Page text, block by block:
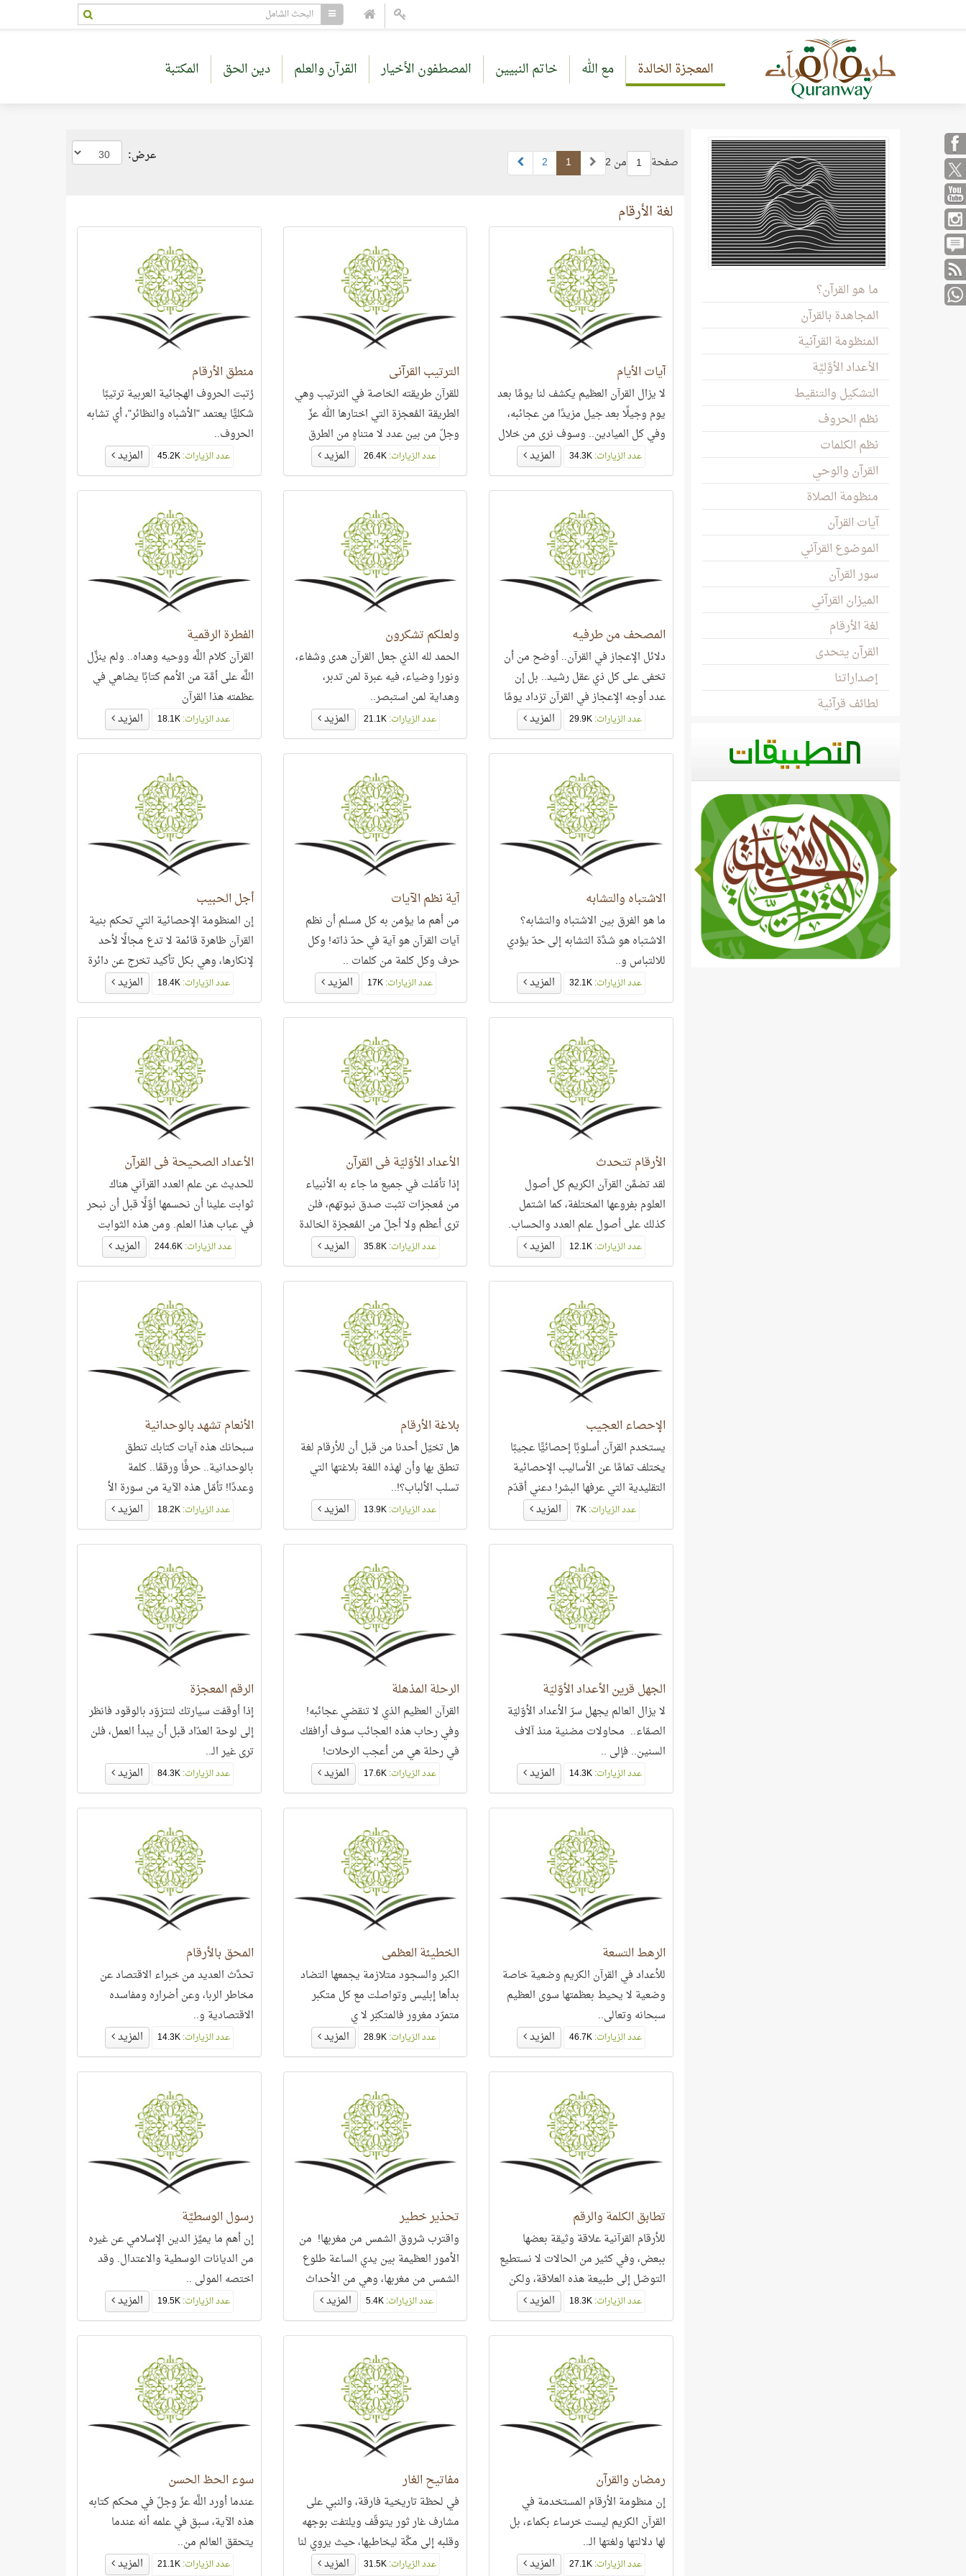
المعجزة الخالدة مع الله خاتم النبيين المصطفون الأخيار القرآن والعلم دين الحق المكتبة
ما هو القرآن؟
المجاهدة بالقرآن
المنظومة القرآنية
الأعداد الأوَّليَّة
التشكيل والتنقيط
نظم الحروف
نظم الكلمات
القرآن والوحي
منظومة الصلاة
آيات القرآن
الموضوع القرآني
سور القرآن
الميزان القرآني
لغة الأرقام
القرآن يتحدى
إصداراتنا
لطائف قرآنية
صفحة 1 من 2 1
2 عرض:
لغة الأرقام
آيات الأيام
لا يزال القرآن العظيم يكشف لنا يومًا بعد
يوم وجيلًا بعد جيل مزيدًا من عجائبه،
وفي كل الميادين.. وسوف نرى من خلال
هذا المشهد كيف تتناغم الألفاظ مع
الأرقام في كتاب اللَّه..
عدد الزيارات: المزيد
الترتيب القرآني
للقرآن طريقته الخاصة في الترتيب وهي
الطريقة المُعجزة التي اختارها الله عزّ
وجلّ من بين عدد لا متناهٍ من الطرق
التي كان يمكن أن تُرتَّب بها سور القرآن..
عدد الزيارات:26.4K المزيد
منطق الأرقام
رُتبت الحروف الهجائية العربية ترتيبًا
شكليًّا يعتمد "الأشباه والنظائر"، أي تشابه
الحروف..
عدد الزيارات:45.2K المزيد
المصحف من طرفيه
دلائل الإعجاز في القرآن.. أوضح من أن
تخفى على كل ذي عقل رشيد.. بل إن
عدد أوجه الإعجاز في القرآن تزداد يومًا
بعد يوم..عدد الزيارات: المزيد
ولعلكم تشكرون
الحمد لله الذي جعل القرآن هدى وشفاء،
ونورا وضياء، فيه عبرة لمن تدبر،
وهداية لمن استبصر..
عدد الزيارات:21.1K المزيد
الفطرة الرقمية
القرآن كلام اللَّه ووحيه وهداه.. ولم ينزِّل
اللَّه على أمَّة من الأمم كتابًا يضاهي في
عظمته هذا القرآن
عدد الزيارات:18.1K المزيد
الاشتباه والتشابه
ما هو الفرق بين الاشتباه والتشابه؟
الاشتباه هو شدَّة التشابه إلى حدّ يؤدي
للالتباس و..
عدد الزيارات: المزيد
آية نظم الآيات
من أهم ما يؤمن به كل مسلم أن نظم
آيات القرآن هو آية في حدّ ذاته! وكل
حرف وكل كلمة من كلمات ..
عدد الزيارات:17K المزيد
أجل الحبيب
إن المنظومة الإحصائية التي تحكم بنية
القرآن ظاهرة قائمة لا تدع مجالًا لأحد
لإنكارها، وهي بكل تأكيد تخرج عن دائرة
ما يسميه بعضهم لطائف أو تناسقات
عددية، وتدخل في نطاق المُعجزة، بل
هي أعجب عجائب القرآن وأكثر تشابكًا
من أي منظومة عرفها البشر.
عدد الزيارات:18.4K المزيد
الأرقام تتحدث
لقد تضمَّن القرآن الكريم كل أصول
العلوم بفروعها المختلفة، كما اشتمل
كذلك على أصول علم العدد والحساب.
وفوق ذلك فإن منظومة الأرقام
المستخدمة في القرآن الكريم ليست
خرساء بكماء، بل لها دلالتها ولغتها
الواضحة، وهي تتفاعل وتتناغم مع
المعنى المراد
عدد الزيارات: المزيد
الأعداد الأوّليّة في القرآن
إذا تأمّلت في جميع ما جاء به الأنبياء
من مُعجزات تثبت صدق نبوتهم، فلن
ترى أعظم ولا أجلّ من المُعجزة الخالدة
التي جاء بها خاتم النبيين
عدد الزيارات:35.8K المزيد
الأعداد الصحيحة في القرآن
للحديث عن علم العدد القرآني هناك
ثوابت علينا أن نحسمها أوًلًا قبل أن نبحر
في عباب هذا العلم. ومن هذه الثوابت
هويّة وعدد الأعداد الصحيحة التي ورد
ذكرها في القرآن، حيث لا يزال البعض
لديه لبس في هذا الأمر،
عدد الزيارات: المزيد
الإحصاء العجيب
يستخدم القرآن أسلوبًا إحصائيًّا عجيبًا
يختلف تمامًا عن الأساليب الإحصائية
التقليدية التي عرفها البشر! دعني أقدّم
لك مثالًا على ذلك.. فتأمّل هاتين الآيتين:
عدد الزيارات:7K المزيد
بلاغة الأرقام
هل تخيّل أحدنا من قبل أن للأرقام لغة
تنطق بها وأن لهذه اللغة بلاغتها التي
تسلب الألباب؟!..
عدد الزيارات:13.9K المزيد
الأنعام تشهد بالوحدانية
سبحانك هذه آيات كتابك تنطق
بالوحدانية.. حرفًا ورقمًا.. كلمة
وعددًا! تأمّل هذه الآية من سورة الأ
عدد الزيارات:18.2K المزيد
الجهل قرين الأعداد الأوّليّة
لا يزال العالم يجهل سرّ الأعداد الأوّليّة
الصمّاء.. محاولات مضنية منذ آلاف
السنين.. فإلى ..
عدد الزيارات: المزيد
الرحلة المذهلة
القرآن العظيم الذي لا تنقضي عجائبه!
وفي رحاب هذه العجائب سوف أرافقك
في رحلة هي من أعجب الرحلات!
عدد الزيارات:17.6K المزيد
الرقم المعجزة
إذا أوقفت سيارتك لتتزوّد بالوقود فانظر
إلى لوحة العدّاد قبل أن يبدأ العمل، فلن
ترى غير الـ..
عدد الزيارات:84.3K المزيد
الرهط التسعة
للأعداد في القرآن الكريم وضعية خاصة
وضعية لا يحيط بعظمتها سوى العظيم
سبحانه وتعالى..
عدد الزيارات: المزيد
الخطيئة العظمى
الكبر والسجود متلازمة يجمعها التضاد
بدأها إبليس وتواصلت مع كل متكبر
متمرّد مغرور فالمتكبّر لا ي
عدد الزيارات:28.9K المزيد
المحق بالأرقام
تحدَّث العديد من خبراء الاقتصاد عن
مخاطر الربا، وعن أضراره ومفاسده
الاقتصادية و..
عدد الزيارات:14.3K المزيد
تطابق الكلمة والرقم
للأرقام القرآنية علاقة وثيقة بعضها
ببعض، وفي كثير من الحالات لا نستطيع
التوصّل إلى طبيعة هذه العلاقة، ولكن
ينبغي أن نؤمن إيمانًا
عدد الزيارات: المزيد
تحذير خطير
واقترب شروق الشمس من مغربها! من
الأمور العظيمة بين يدي الساعة طلوع
الشمس من مغربها، وهي من الأحداث
التي تبهر العقول والألباب، وباب التوبة
يغلق بعدها.
عدد الزيارات: المزيد
رسول الوسطيَّة
إن أهم ما يميِّز الدين الإسلامي عن غيره
من الديانات الوسطية والاعتدال. وقد
اختصه المولى ..
عدد الزيارات:19.5K المزيد
رمضان والقرآن
إن منظومة الأرقام المستخدمة في
القرآن الكريم ليست خرساء بكماء، بل
لها دلالتها ولغتها الـ..
عدد الزيارات: المزيد
مفاتيح الغار
في لحظة تاريخية فارقة، والنبي على
مشارف غار ثور يتوقّف ويلتفت بوجهه
وقلبه إلى مكَّة ليخاطبها، حيث يروي لنا
ذلك ابن عباس
عدد الزيارات:31.5K المزيد
سوء الحظ الحسن
عندما أورد اللَّه عزّ وجلّ في محكم كتابه
هذه الآية، سبق في علمه أنه عندما
يتحقق العالم من..
عدد الزيارات:21.1K المزيد